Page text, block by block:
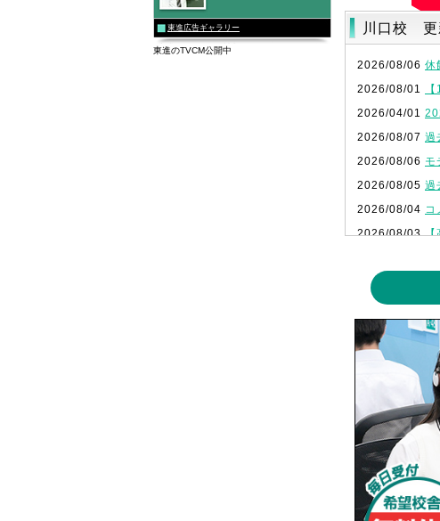
東進広告ギャラリー
東進のTVCM公開中
川口校 更
2026/08/06 休
2026/08/01
2026/04/01
2026/08/07 過
2026/08/06 モ
2026/08/05 過
2026/08/04 コ
2026/08/03【
2026/07/31
2026/07/30過